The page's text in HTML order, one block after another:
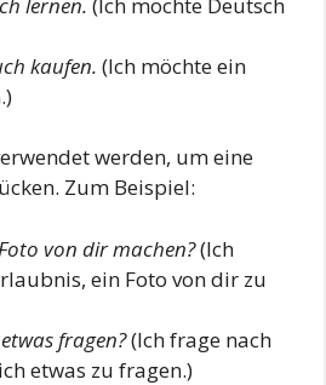
kaufen. (Ich möchte ein
werden, um eine
Zum Beispiel:
von dir machen?(Ich
ein Foto von dir zu
fragen?(Ich frage nach
etwas zu fragen.)